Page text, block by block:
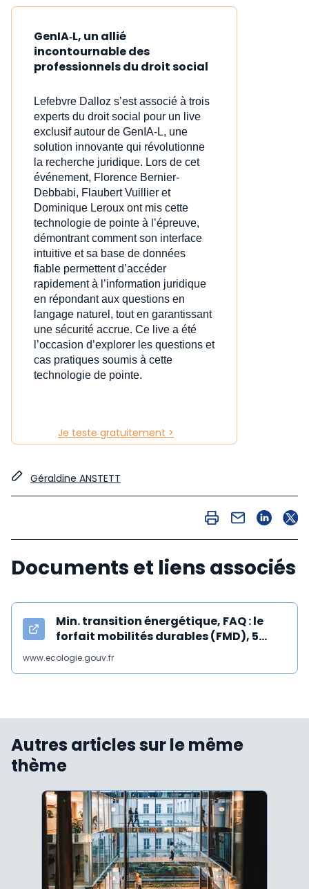
GenIA‑L, un allié
incontournable des
professionnels du droit social
Lefebvre Dalloz s’est associé à trois
experts du droit social pour un live
exclusif autour de GenIA‑L, une
solution innovante qui révolutionne
la recherche juridique. Lors de cet
événement, Florence Bernier-
Debbabi, Flaubert Vuillier et
Dominique Leroux ont mis cette
technologie de pointe à l’épreuve,
démontrant comment son interface
intuitive et sa base de données
fiable permettent d’accéder
rapidement à l’information juridique
en répondant aux questions en
langage naturel, tout en garantissant
une sécurité accrue. Ce live a été
l’occasion d’explorer les questions et
cas pratiques soumis à cette
technologie de pointe.
Je teste gratuitement >
Géraldine ANSTETT
Documents et liens associés
Min. transition énergétique, FAQ : le
forfait mobilités durables (FMD), 5
sept. 2022
www.ecologie.gouv.fr
Autres articles sur le même
thème